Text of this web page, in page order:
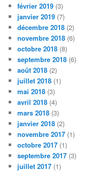
février 2019 (3)
janvier 2019 (7)
décembre 2018 (2)
novembre 2018 (6)
octobre 2018 (8)
septembre 2018 (6)
août 2018 (2)
juillet 2018 (1)
mai 2018 (3)
avril 2018 (4)
mars 2018 (3)
janvier 2018 (2)
novembre 2017 (1)
octobre 2017 (1)
septembre 2017 (3)
juillet 2017 (1)